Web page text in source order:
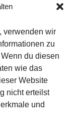
verwenden wir
zu
du diesen
wie das
Website
nicht erteilst
und